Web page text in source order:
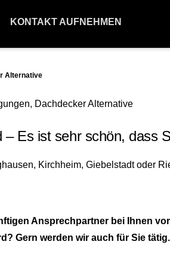
KONTAKT AUFNEHMEN
Alternative
Es ist sehr schön, dass
Ansprechpartner bei Ihnen
Gern werden wir auch für Sie tätig.